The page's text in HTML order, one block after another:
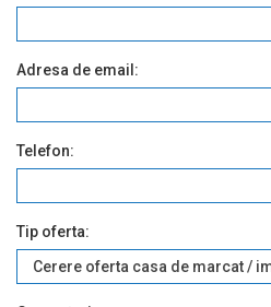
Adresa de email:
Telefon:
Tip oferta: